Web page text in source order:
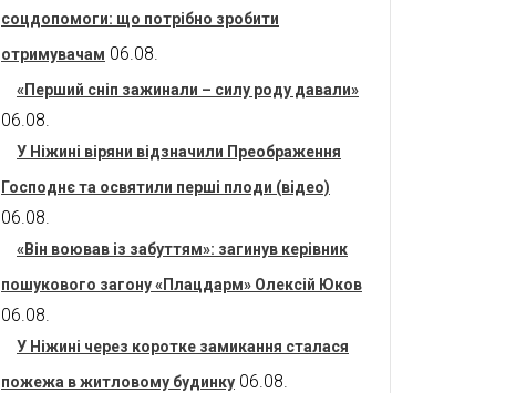
соцдопомоги: що потрібно зробити
отримувачам 06.08.
«Перший сніп зажинали – силу роду давали»
06.08.
У Ніжині віряни відзначили Преображення
Господнє та освятили перші плоди (відео)
06.08.
«Він воював із забуттям»: загинув керівник
пошукового загону «Плацдарм» Олексій Юков
06.08.
У Ніжині через коротке замикання сталася
пожежа в житловому будинку 06.08.